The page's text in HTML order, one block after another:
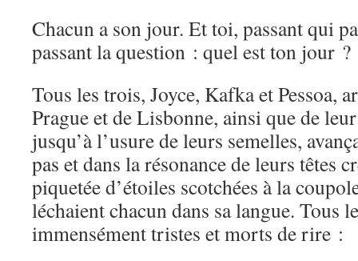
Chacun a son jour. Et toi, passant qui
passant la question : quel est ton jour ?
Tous les trois, Joyce, Kafka et Pessoa,
Prague et de Lisbonne, ainsi que de
jusqu’à l’usure de leurs semelles,
pas et dans la résonance de leurs têtes
piquetée d’étoiles scotchées à la
léchaient chacun dans sa langue. Tous
immensément tristes et morts de rire :